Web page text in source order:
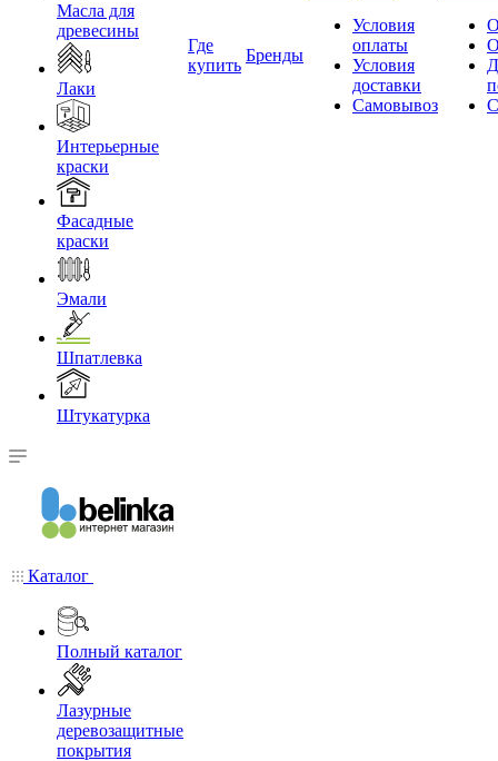
Масла для
древесины
Лаки
Интерьерные
краски
Фасадные
краски
Эмали
Шпатлевка
Штукатурка
Где
купить
Бренды
Условия
оплаты
Условия
доставки
Самовывоз
Каталог
Полный каталог
Лазурные
деревозащитные
покрытия